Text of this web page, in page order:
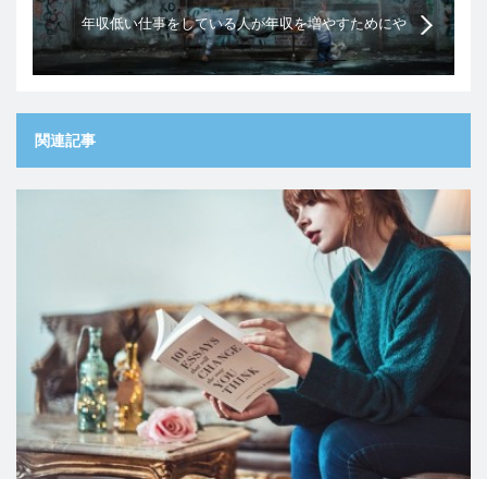
年収低い仕事をしている人が年収を増やすためにや
るべき1つのこと
関連記事